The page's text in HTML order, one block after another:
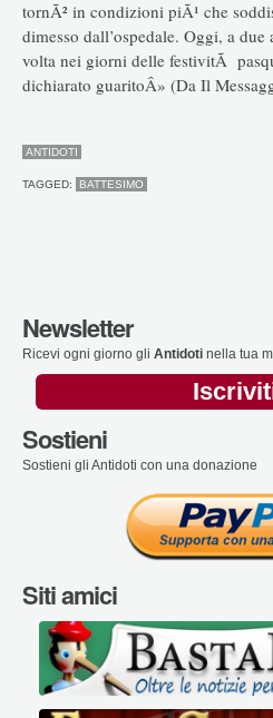
tornÃ² in condizioni piÃ¹ che
dimesso dall’ospedale. Oggi, a
volta nei giorni delle festivitÃ
dichiarato guaritoÂ» (Da Il
ANTIDOTI
TAGGED: BATTESIMO
Newsletter
Ricevi ogni giorno gli Antidoti nella tua
Sostieni
Sostieni gli Antidoti con una donazione
Siti amici